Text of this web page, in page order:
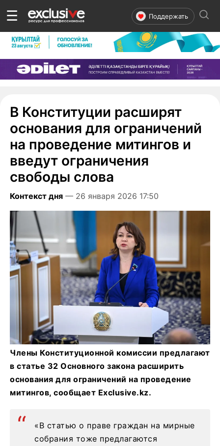
☰ Поддержать
В Конституции расширят
основания для ограничений
на проведение митингов и
введут ограничения
свободы слова
Контекст дня — 26 января 2026 17:50
Члены Конституционной комиссии предлагают
в статье 32 Основного закона расширить
основания для ограничений на проведение
митингов, сообщает Exclusive.kz.
«В статью о праве граждан на мирные
собрания тоже предлагаются